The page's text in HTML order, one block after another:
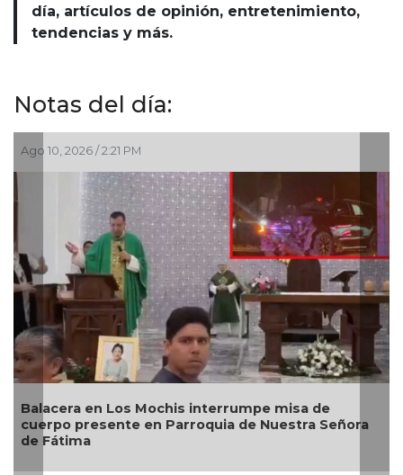
día, artículos de opinión, entretenimiento,
tendencias y más.
Notas del día:
2026 / 2:21 PM
en Los Mochis interrumpe misa de
presente en Parroquia de Nuestra Señora